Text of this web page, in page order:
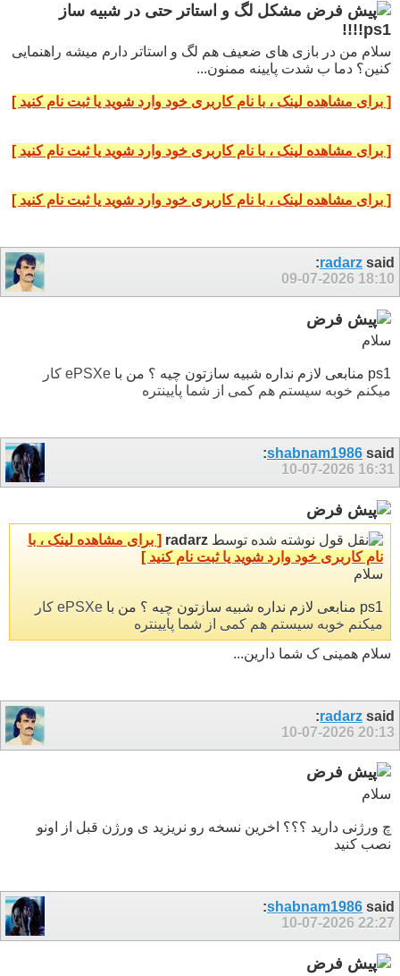
مشکل لگ و استاتر حتی در شبیه ساز
ps1!!!!
سلام من در بازی های ضعیف هم لگ و استاتر دارم میشه راهنمایی
کنین؟ دما ب شدت پایینه ممنون...
[ برای مشاهده لینک ، با نام کاربری خود وارد شوید یا ثبت نام کنید ]
[ برای مشاهده لینک ، با نام کاربری خود وارد شوید یا ثبت نام کنید ]
[ برای مشاهده لینک ، با نام کاربری خود وارد شوید یا ثبت نام کنید ]
radarz said:
09-07-2026 18:10
سلام
ps1 منابعی لازم نداره شبیه سازتون چیه ؟ من با
ePSXe کار
میکنم خوبه سیستم هم کمی از شما پایینتره
shabnam1986 said:
10-07-2026 16:31
نوشته شده توسط radarz [ برای مشاهده لینک ، با
نام کاربری خود وارد شوید یا ثبت نام کنید ]
سلام
ps1 منابعی لازم نداره شبیه سازتون چیه ؟ من با
ePSXe کار
میکنم خوبه سیستم هم کمی از شما پایینتره
سلام همینی ک شما دارین...
radarz said:
10-07-2026 20:13
سلام
چ ورژنی دارید ؟؟؟ اخرین نسخه رو نریزید ی ورژن قبل از اونو
نصب کنید
shabnam1986 said:
10-07-2026 22:27